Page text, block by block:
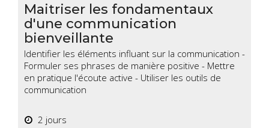
Maitriser les fondamentaux
d'une communication
bienveillante
Identifier les éléments influant sur la communication -
Formuler ses phrases de manière positive - Mettre
en pratique l'écoute active - Utiliser les outils de
communication
2 jours